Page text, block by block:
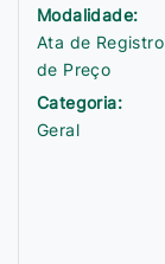
Modalidade:
Ata de Registro
de Preço
Categoria:
Geral